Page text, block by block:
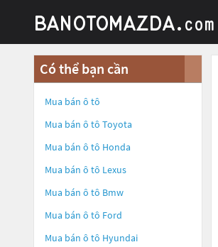
Có thể bạn cần
Mua bán ô tô
Mua bán ô tô Toyota
Mua bán ô tô Honda
Mua bán ô tô Lexus
Mua bán ô tô Bmw
Mua bán ô tô Ford
Mua bán ô tô Hyundai